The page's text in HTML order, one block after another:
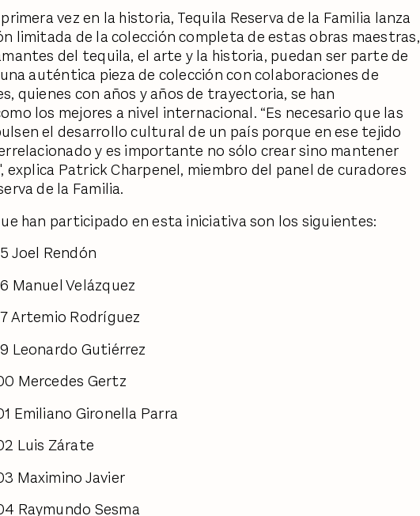
vez en la historia, Tequila Reserva de la Familia lanza
limitada de la colección completa de estas obras maestras,
del tequila, el arte y la historia, puedan ser parte de
auténtica pieza de colección con colaboraciones de
quienes con años y años de trayectoria, se han
los mejores a nivel internacional. “Es necesario que las
el desarrollo cultural de un país porque en ese tejido
y es importante no sólo crear sino mantener
explica Patrick Charpenel, miembro del panel de curadores
de la Familia.
han participado en esta iniciativa son los siguientes:
Joel Rendón
Manuel Velázquez
Artemio Rodríguez
Leonardo Gutiérrez
Mercedes Gertz
Emiliano Gironella Parra
Luis Zárate
Maximino Javier
Raymundo Sesma